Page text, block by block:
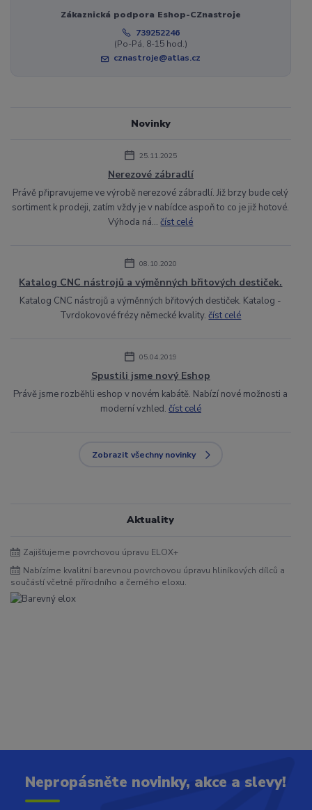
Zákaznická podpora Eshop-CZnastroje
739252246
(Po-Pá, 8-15 hod.)
cznastroje@atlas.cz
Novinky
25.11.2025
Nerezové zábradlí
Právě připravujeme ve výrobě nerezové zábradlí. Již brzy bude celý
sortiment k prodeji, zatím vždy je v nabídce aspoň to co je již hotové.
Výhoda ná...číst celé
08.10.2020
Katalog CNC nástrojů a výměnných břitových destiček.
Katalog CNC nástrojů a výměnných břitových destiček. Katalog -
Tvrdokovové frézy německé kvality.číst celé
05.04.2019
Spustili jsme nový Eshop
Právě jsme rozběhli eshop v novém kabátě. Nabízí nové možnosti a
moderní vzhled. číst celé
Zobrazit všechny novinky
Aktuality
Zajišťujeme povrchovou úpravu ELOX+
Nabízíme kvalitní barevnou povrchovou úpravu hliníkových dílců a
součástí včetně přírodního a černého eloxu.
Nepropásněte novinky, akce a slevy!